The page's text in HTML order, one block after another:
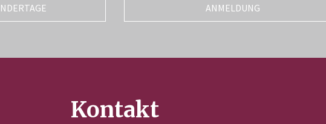
ANMELDUNG
Kontakt